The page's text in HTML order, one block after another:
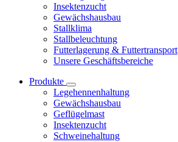
Insektenzucht
Gewächshausbau
Stallklima
Stallbeleuchtung
Futterlagerung & Futtertransport
Unsere Geschäftsbereiche
Produkte
Legehennenhaltung
Gewächshausbau
Geflügelmast
Insektenzucht
Schweinehaltung